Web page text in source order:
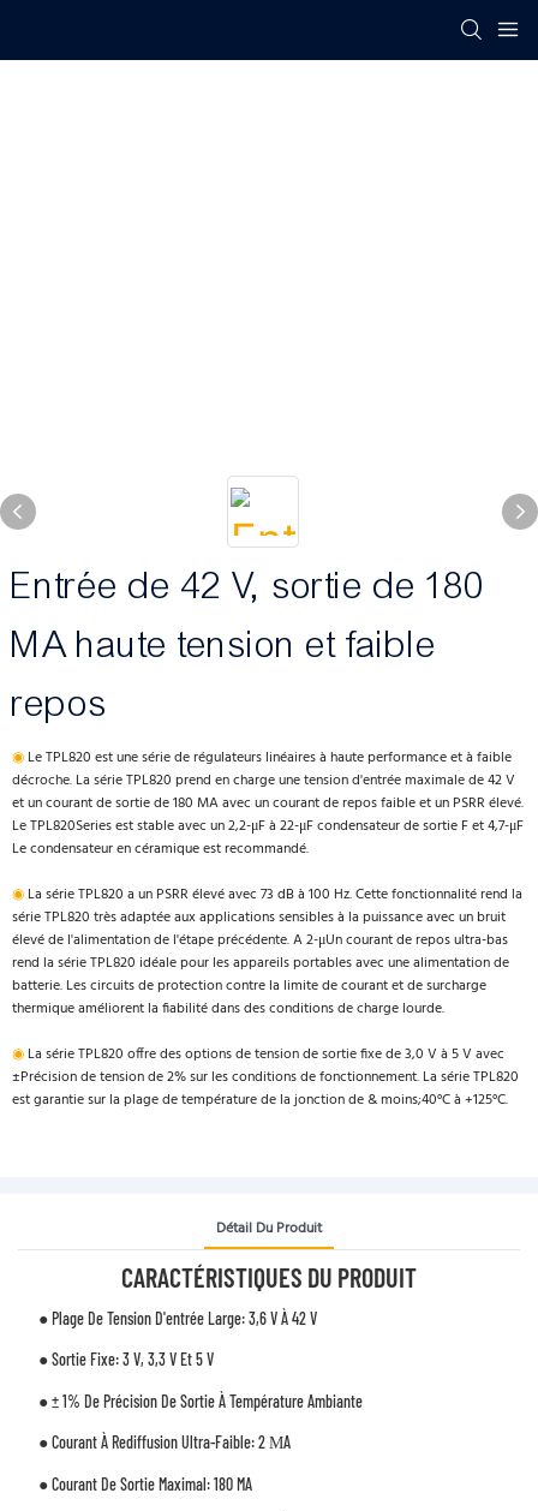
Entrée de 42 V, sortie de 180
MA haute tension et faible
repos
◉ Le TPL820 est une série de régulateurs linéaires à haute performance et à faible
décroche. La série TPL820 prend en charge une tension d'entrée maximale de 42 V
et un courant de sortie de 180 MA avec un courant de repos faible et un PSRR élevé.
Le TPL820Series est stable avec un 2,2-μF à 22-μF condensateur de sortie F et 4,7-μF
Le condensateur en céramique est recommandé.
◉ La série TPL820 a un PSRR élevé avec 73 dB à 100 Hz. Cette fonctionnalité rend la
série TPL820 très adaptée aux applications sensibles à la puissance avec un bruit
élevé de l'alimentation de l'étape précédente. A 2-μUn courant de repos ultra-bas
rend la série TPL820 idéale pour les appareils portables avec une alimentation de
batterie. Les circuits de protection contre la limite de courant et de surcharge
thermique améliorent la fiabilité dans des conditions de charge lourde.
◉ La série TPL820 offre des options de tension de sortie fixe de 3,0 V à 5 V avec
±Précision de tension de 2% sur les conditions de fonctionnement. La série TPL820
est garantie sur la plage de température de la jonction de & moins;40°C à +125°C.
Détail Du Produit
CARACTÉRISTIQUES DU PRODUIT
● Plage De Tension D'entrée Large: 3,6 V À 42 V
● Sortie Fixe: 3 V, 3,3 V Et 5 V
● ± 1% De Précision De Sortie À Température Ambiante
● Courant À Rediffusion Ultra-Faible: 2 ΜA
● Courant De Sortie Maximal: 180 MA